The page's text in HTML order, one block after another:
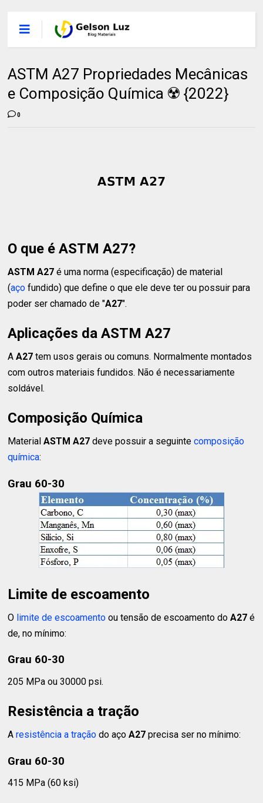
ASTM A27 Propriedades Mecânicas
e Composição Química ☢️ {2022}
0
O que é ASTM A27?
ASTM A27 é uma norma (especificação) de material
(aço fundido) que define o que ele deve ter ou possuir para
poder ser chamado de "A27".
Aplicações da ASTM A27
AA27 tem usos gerais ou comuns. Normalmente montados
com outros materiais fundidos. Não é necessariamente
soldável.
Composição Química
MaterialASTM A27 deve possuir a seguintecomposição
química:
Grau 60-30
Limite de escoamento
O limite de escoamento ou tensão de escoamento doA27 é
de, no mínimo:
Grau 60-30
205 MPa ou 30000 psi.
Resistência a tração
Aresistência a tração do açoA27 precisa ser no mínimo:
Grau 60-30
415 MPa (60 ksi)